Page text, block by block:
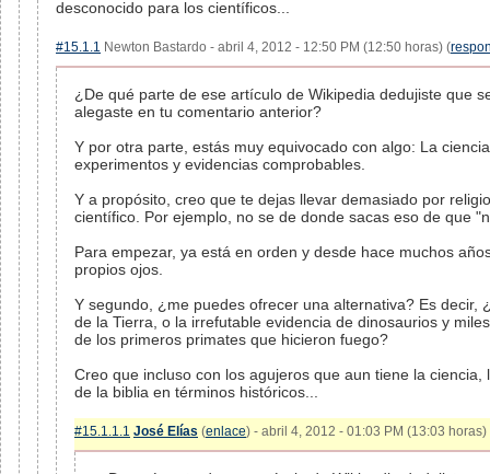
desconocido para los científicos...
#15.1.1 Newton Bastardo - abril 4, 2012 - 12:50 PM (12:50 horas) (
¿De qué parte de ese artículo de Wikipedia dedujiste que
alegaste en tu comentario anterior?
Y por otra parte, estás muy equivocado con algo: La
experimentos y evidencias comprobables.
Y a propósito, creo que te dejas llevar demasiado por
científico. Por ejemplo, no se de donde sacas eso de que
Para empezar, ya está en orden y desde hace muchos
propios ojos.
Y segundo, ¿me puedes ofrecer una alternativa? Es
de la Tierra, o la irrefutable evidencia de dinosaurios y
de los primeros primates que hicieron fuego?
Creo que incluso con los agujeros que aun tiene la
de la biblia en términos históricos...
#15.1.1.1 José Elías (enlace) - abril 4, 2012 - 01:03 PM (13:03 horas)